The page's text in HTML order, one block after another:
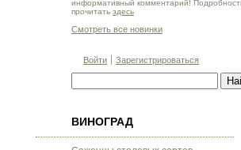
информативный комментарий!
прочитать здесь
Смотреть все новинки
Войти Зарегистрироваться
ВИНОГРАД